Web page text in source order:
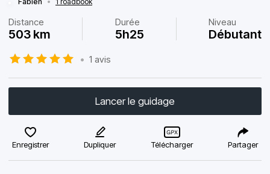
Distance
503 km
Durée
5h25
Niveau
Débutant
• 1 avis
Lancer le guidage
Enregistrer Dupliquer Télécharger Partager